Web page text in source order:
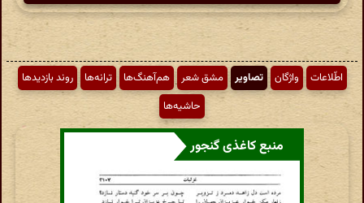
اطّلاعات واژگان تصاویر مشق شعر هم‌آهنگ‌ها ترانه‌ها
روند بازدیدها
حاشیه‌ها
منبع کاغذی گنجور